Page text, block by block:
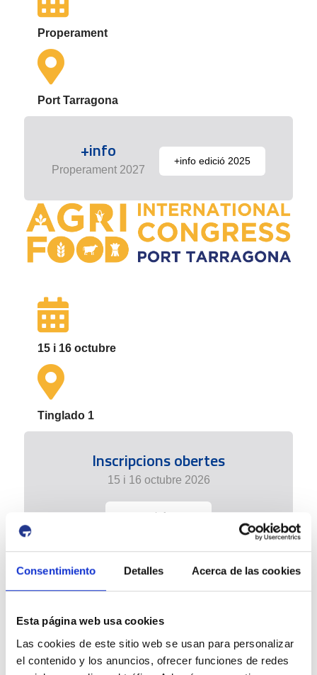
Consentimiento Detalles Acerca de las cookies
Esta página web usa cookies
Las cookies de este sitio web se usan para personalizar
el contenido y los anuncios, ofrecer funciones de redes
Properament
Port Tarragona
+info
Properament 2027
+info edició 2025
15 i 16 octubre
Tinglado 1
Inscripcions obertes
15 i 16 octubre 2026
+ info